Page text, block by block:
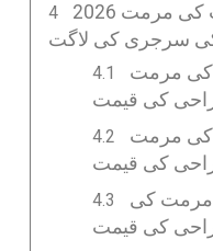
2026 میں ترکی میں کلیفٹ پیلٹ کی مرمت
سرجری کی لاگت
کی مرمت
کی قیمت
کی مرمت
کی قیمت
مرمت کی
کی قیمت